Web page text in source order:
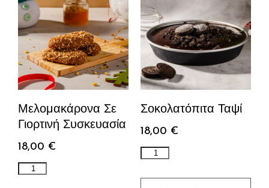
Μελομακάρονα Σε
Γιορτινή Συσκευασία
18,00 €
Σοκολατόπιτα Ταψί
18,00 €